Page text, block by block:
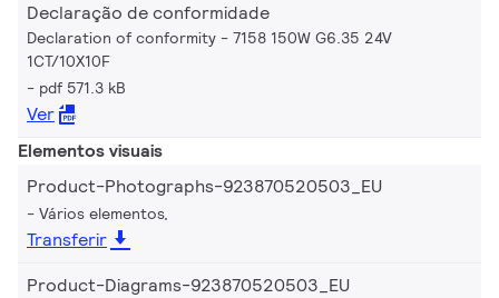
Declaração de conformidade
Declaration of conformity - 7158 150W G6.35 24V
1CT/10X10F
pdf 571.3 kB
Ver
Elementos visuais
Product-Photographs-923870520503_EU
Vários elementos,
Transferir
Product-Diagrams-923870520503_EU